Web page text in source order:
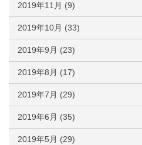
2019年11月 (9)
2019年10月 (33)
2019年9月 (23)
2019年8月 (17)
2019年7月 (29)
2019年6月 (35)
2019年5月 (29)